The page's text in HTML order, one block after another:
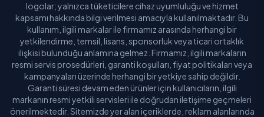
logolar; yalnızca tüketicilere cihaz uyumluluğu ve hizmet
kapsamı hakkında bilgi verilmesi amacıyla kullanılmaktadır. Bu
kullanım, ilgili markalar ile firmamız arasında herhangi bir
yetkilendirme, temsil, lisans, sponsorluk veya ticari ortaklık
ilişkisi bulunduğu anlamına gelmez. Firmamız, ilgili markaların
resmi servis prosedürleri, garanti koşulları, fiyat politikaları veya
kampanyaları üzerinde herhangi bir yetkiye sahip değildir.
Garanti süresi devam eden ürünler için kullanıcıların, ilgili
markanın resmi yetkili servisleri ile doğrudan iletişime geçmeleri
önerilmektedir. Sitemizde yer alan içeriklerde, reklam alanlarında